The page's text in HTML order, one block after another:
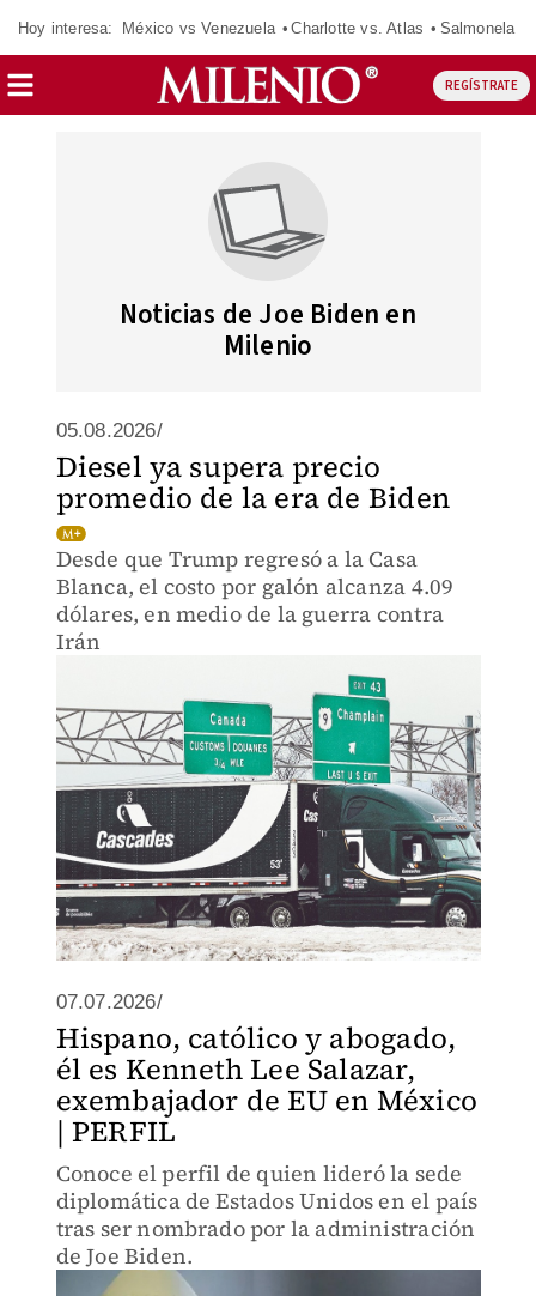
Hoy interesa: México vs Venezuela Charlotte vs. Atlas Salmonela
REGÍSTRATE
Noticias de Joe Biden en
Milenio
05.08.2026/
Diesel ya supera precio
promedio de la era de Biden
Desde que Trump regresó a la Casa
Blanca, el costo por galón alcanza 4.09
dólares, en medio de la guerra contra
Irán
07.07.2026/
Hispano, católico y abogado,
él es Kenneth Lee Salazar,
exembajador de EU en México
| PERFIL
Conoce el perfil de quien lideró la sede
diplomática de Estados Unidos en el país
tras ser nombrado por la administración
de Joe Biden.